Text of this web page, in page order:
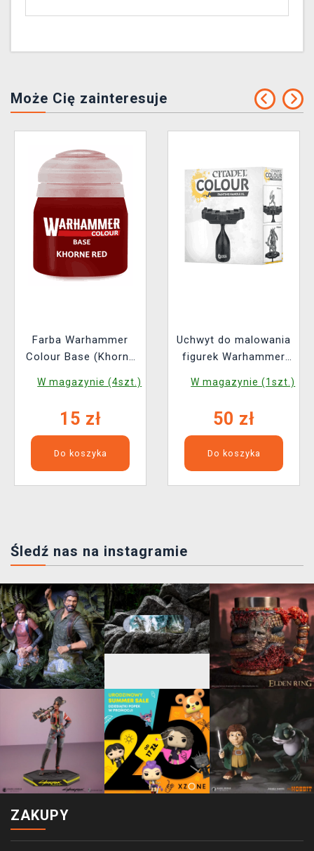
Może Cię zainteresuje
Farba Warhammer
Colour Base (Khorne
W magazynie (4szt.)
15 zł
Do koszyka
Uchwyt do malowania
figurek Warhammer
XL
W magazynie (1szt.)
50 zł
Do koszyka
Śledź nas na instagramie
ZAKUPY